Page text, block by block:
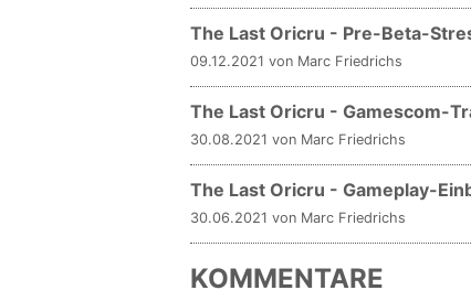
The Last Oricru - Pre-Beta-
09.12.2021 von Marc Friedrichs
The Last Oricru - Gamescom-
30.08.2021 von Marc Friedrichs
The Last Oricru - Gameplay-
30.06.2021 von Marc Friedrichs
KOMMENTARE